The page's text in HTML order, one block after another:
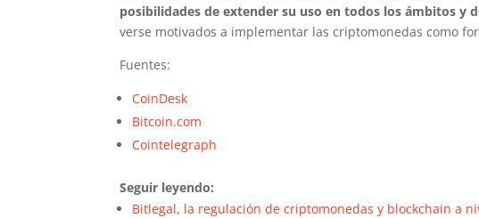
posibilidades de extender su uso en todos los ámbitos y
verse motivados a implementar las criptomonedas como
Fuentes:
CoinDesk
Bitcoin.com
Cointelegraph
Seguir leyendo:
Bitlegal, la regulación de criptomonedas y blockchain a